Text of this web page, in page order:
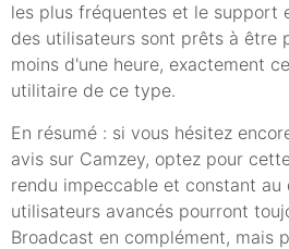
les plus fréquentes et le support
des utilisateurs sont prêts à être
moins d'une heure, exactement
utilitaire de ce type.
En résumé : si vous hésitez
avis sur Camzey, optez pour
rendu impeccable et constant au
utilisateurs avancés pourront
Broadcast en complément, mais